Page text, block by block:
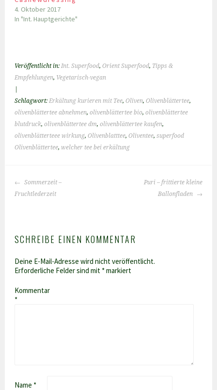
4. Oktober 2017
In "Int. Hauptgerichte"
Veröffentlicht in:Int. Superfood,Orient Superfood, Tipps &
Empfehlungen, Vegetarisch-vegan
Schlagwort:Erkältung kurieren mit Tee,Oliven,Olivenblättertee,
olivenblättertee abnehmen,olivenblättertee bio,olivenblättertee
blutdruck,olivenblättertee dm,olivenblättertee kaufen,
olivenblätterteee wirkung,Olivenblatttee,Oliventee,superfood
Olivenblättertee,welcher tee bei erkältung
BEITRAGS-
NAVIGATION
Sommerzeit –
Fruchtlederzeit
Puri – frittierte kleine
Ballonfladen
SCHREIBE EINEN KOMMENTAR
Deine E-Mail-Adresse wird nicht veröffentlicht.
Erforderliche Felder sind mit *markiert
Kommentar
*
Name *